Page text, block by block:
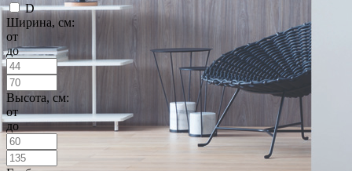
D
Ширина, см:
от
до
Высота, см:
от
до